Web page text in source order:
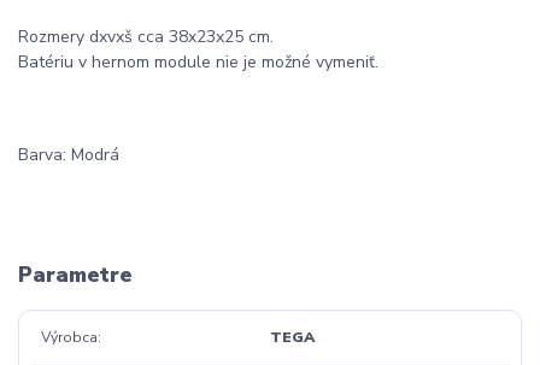
Rozmery dxvxš cca 38x23x25 cm.
Batériu v hernom module nie je možné vymeniť.
Barva: Modrá
Parametre
Výrobca TEGA